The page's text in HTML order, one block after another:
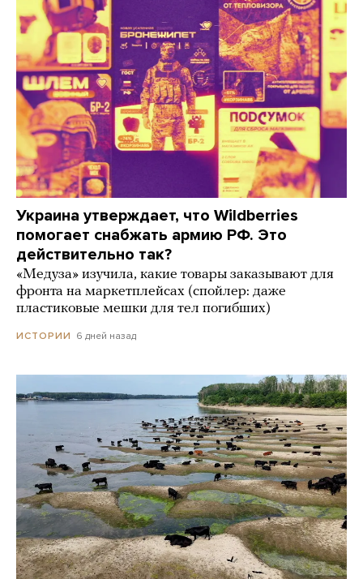
Украина утверждает, что Wildberries
помогает снабжать армию РФ. Это
действительно так?
«Медуза» изучила, какие товары заказывают для
фронта на маркетплейсах (спойлер: даже
пластиковые мешки для тел погибших)
ИСТОРИИ 6 дней назад